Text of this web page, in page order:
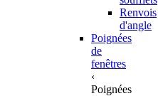
Renvois
d'angle
Poignées
de
fenêtres
‹
Poignées